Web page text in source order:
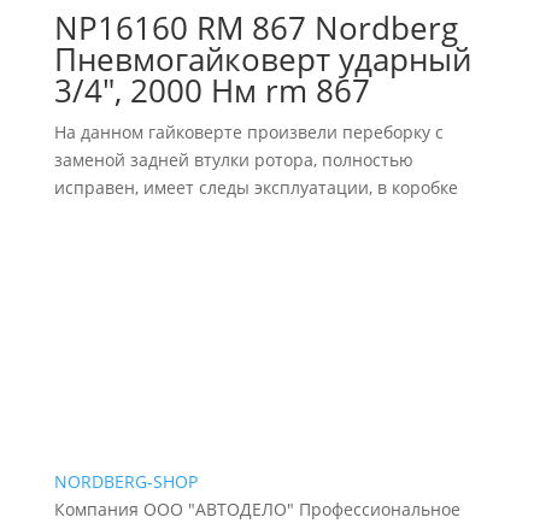
NP16160 RM 867 Nordberg
Пневмогайковерт ударный
3/4″, 2000 Нм rm 867
На данном гайковерте произвели переборку с
заменой задней втулки ротора, полностью
исправен, имеет следы эксплуатации, в коробке
NORDBERG-SHOP
Компания ООО "АВТОДЕЛО" Профессиональное